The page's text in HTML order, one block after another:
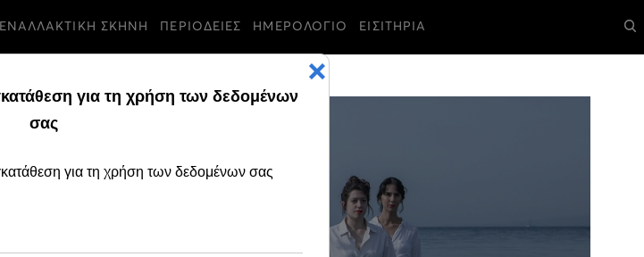
ΕΝΑΛΛΑΚΤΙΚΗ ΣΚΗΝΗ ΠΕΡΙΟΔΕΙΕΣ ΗΜΕΡΟΛΟΓΙΟ ΕΙΣΙΤΗΡΙΑ